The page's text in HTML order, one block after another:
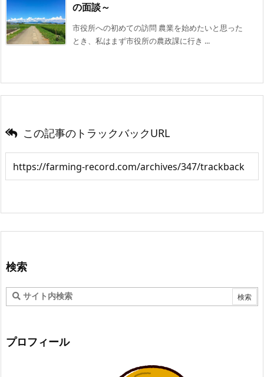
の面談～
市役所への初めての訪問 農業を始めたいと思った
とき、私はまず市役所の農政課に行き ...
この記事のトラックバックURL
検索
プロフィール